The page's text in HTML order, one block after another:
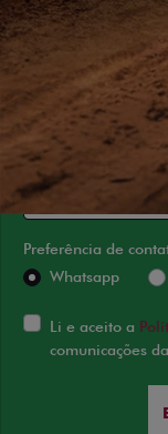
Versão escolhida
Preferência de
Whatsapp
Li e aceito a
comunicações